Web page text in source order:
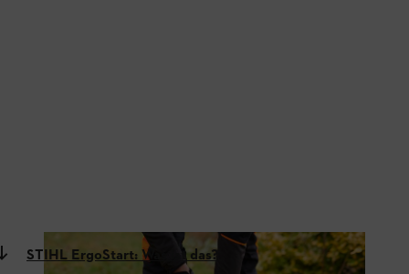
STIHL ErgoStart: Was ist das?